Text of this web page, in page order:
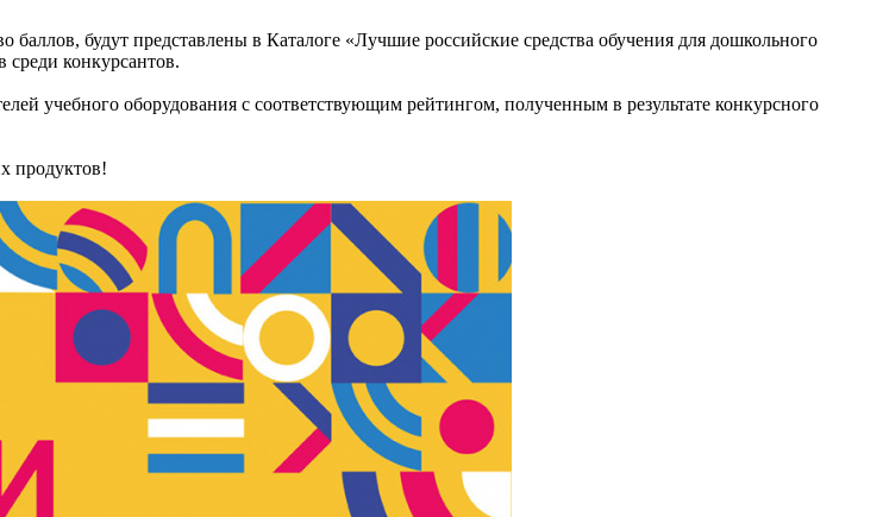
будут представлены в Каталоге «Лучшие российские средства обучения для дошкольного
конкурсантов.
учебного оборудования с соответствующим рейтингом, полученным в результате конкурсного
продуктов!